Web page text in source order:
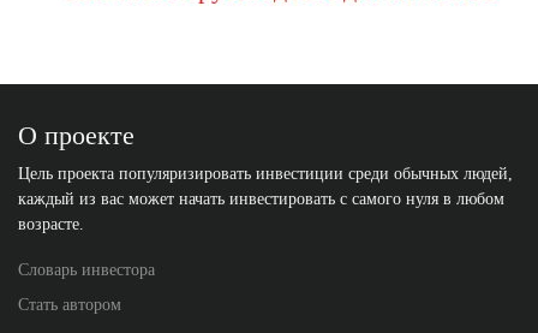
О проекте
Цель проекта популяризировать инвестиции среди обычных людей,
каждый из вас может начать инвестировать с самого нуля в любом
возрасте.
Словарь инвестора
Стать автором